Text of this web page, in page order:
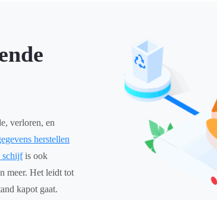
verloren, en
herstellen
schijfis ook
meer. Het leidt tot
kapot gaat.